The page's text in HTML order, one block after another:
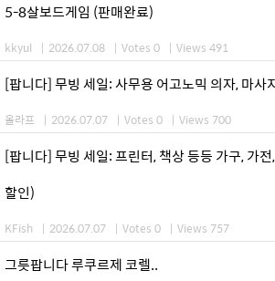
5-8살보드게임 (판매완료)
kkyul | 2026.07.08 | Votes 0 | Views 491
[팝니다] 무빙 세일: 사무용 어고노믹 의자, 마사
올라프 | 2026.07.07 | Votes 0 | Views 700
[팝니다] 무빙 세일: 프린터, 책상 등등 가구, 가
할인)
KFish | 2026.07.07 | Votes 0 | Views 757
그릇팝니다 루쿠르제 코렐..